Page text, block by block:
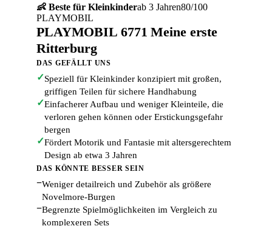
👶 Beste für Kleinkinderab 3 Jahren80/100
PLAYMOBIL
PLAYMOBIL 6771 Meine erste
Ritterburg
DAS GEFÄLLT UNS
✓Speziell für Kleinkinder konzipiert mit großen,
griffigen Teilen für sichere Handhabung
✓Einfacherer Aufbau und weniger Kleinteile, die
verloren gehen können oder Erstickungsgefahr
bergen
✓Fördert Motorik und Fantasie mit altersgerechtem
Design ab etwa 3 Jahren
DAS KÖNNTE BESSER SEIN
−Weniger detailreich und Zubehör als größere
Novelmore-Burgen
−Begrenzte Spielmöglichkeiten im Vergleich zu
komplexeren Sets